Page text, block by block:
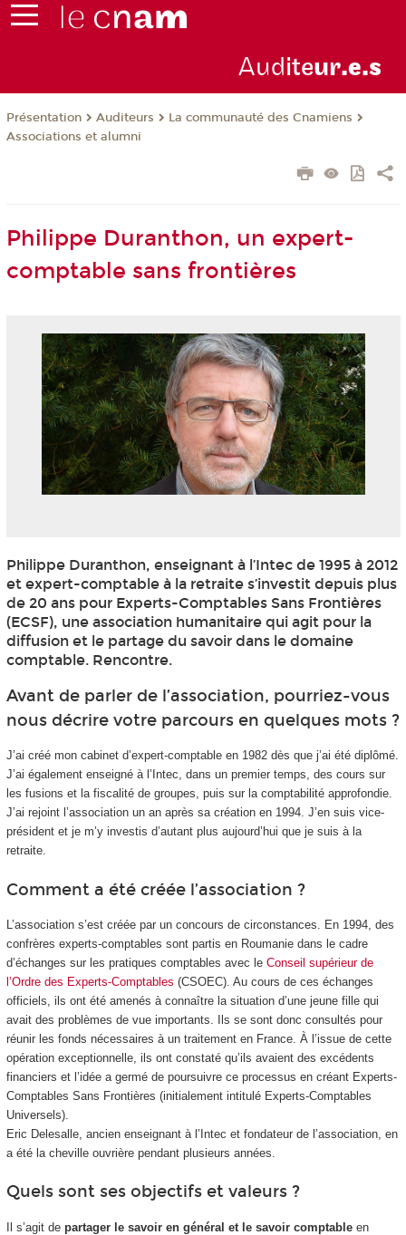
Auditeur.e.s
Présentation Auditeurs
La communauté des Cnamiens
Associations et alumni
Philippe Duranthon, un expert-
comptable sans frontières
Philippe Duranthon, enseignant à l’Intec de 1995 à 2012
et expert-comptable à la retraite s’investit depuis plus
de 20 ans pour Experts-Comptables Sans Frontières
(ECSF), une association humanitaire qui agit pour la
diffusion et le partage du savoir dans le domaine
comptable. Rencontre.
Avant de parler de l’association, pourriez-vous
nous décrire votre parcours en quelques mots ?
J’ai créé mon cabinet d’expert-comptable en 1982 dès que j’ai été diplômé.
J’ai également enseigné à l’Intec, dans un premier temps, des cours sur
les fusions et la fiscalité de groupes, puis sur la comptabilité approfondie.
J’ai rejoint l’association un an après sa création en 1994. J’en suis vice-
président et je m’y investis d’autant plus aujourd’hui que je suis à la
retraite.
Comment a été créée l’association ?
L’association s’est créée par un concours de circonstances. En 1994, des
confrères experts-comptables sont partis en Roumanie dans le cadre
d’échanges sur les pratiques comptables avec le Conseil supérieur de
l’Ordre des Experts-Comptables (CSOEC). Au cours de ces échanges
officiels, ils ont été amenés à connaître la situation d’une jeune fille qui
avait des problèmes de vue importants. Ils se sont donc consultés pour
réunir les fonds nécessaires à un traitement en France. À l’issue de cette
opération exceptionnelle, ils ont constaté qu’ils avaient des excédents
financiers et l’idée a germé de poursuivre ce processus en créant Experts-
Comptables Sans Frontières (initialement intitulé Experts-Comptables
Universels).
Eric Delesalle, ancien enseignant à l’Intec et fondateur de l’association, en
a été la cheville ouvrière pendant plusieurs années.
Quels sont ses objectifs et valeurs ?
Il s’agit de partager le savoir en général et le savoir comptableen